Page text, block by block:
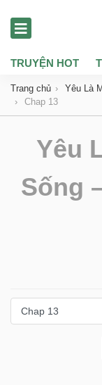
TRUYỆN HOT
Trang chủ
Yêu Là
Chap 13
Yêu
Sống